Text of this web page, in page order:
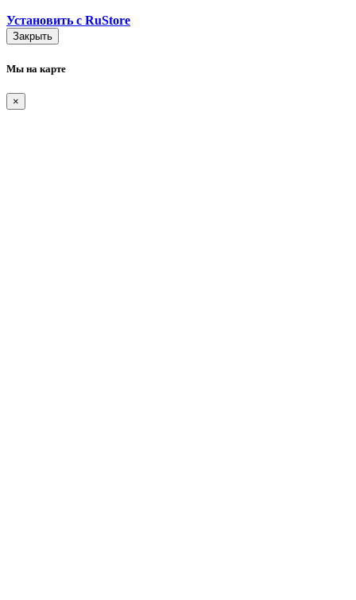
Установить с RuStore
Закрыть
Мы на карте
×